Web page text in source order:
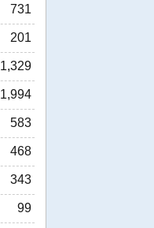
731
201
1,329
1,994
583
468
343
99